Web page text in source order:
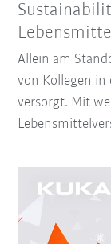
Allein am
von Kollegen in
versorgt. Mit